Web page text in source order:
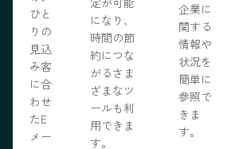
ひと
りの
見込
み客
に合
わせ
たE
メー
になり、
時間の節
約につな
がるさま
ざまなツ
ールも利
用できま
す。
企業に
関する
情報や
状況を
簡単に
参照で
きま
す。